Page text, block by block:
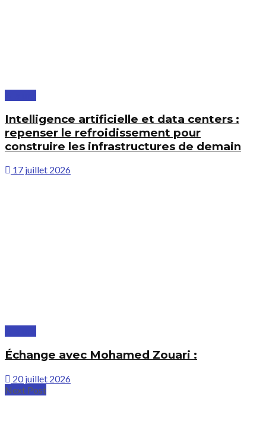
Intelligence artificielle et data centers :
repenser le refroidissement pour
construire les infrastructures de demain
17 juillet 2026
Échange avec Mohamed Zouari :
20 juillet 2026
Next Post